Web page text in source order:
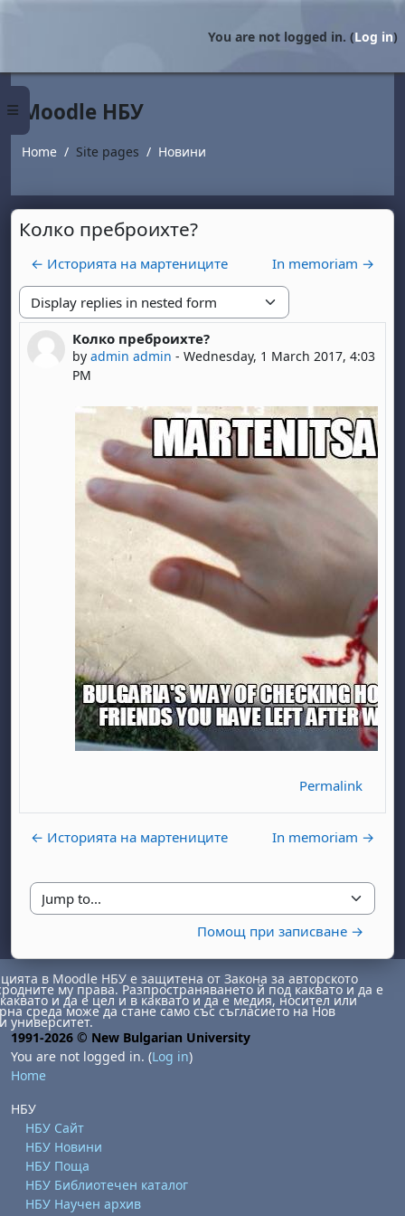
Side panel
You are not logged in. (Log in)
Moodle НБУ
Home Site pages Новини
Колко преброихте?
← Историята на мартениците In memoriam →
Display mode
Колко преброихте?
byadmin admin -Wednesday, 1 March 2017, 4:03
PM
Number of replies: 0
Permalink
← Историята на мартениците In memoriam →
Jump to...
Помощ при записване →
1 August
2 August
8 August
9 August
15 August
16 August
22 August
23 August
29 August
30 August
в Moodle НБУ е защитена от Закона за авторското
му права. Разпространяването й под каквато и да е
и да е цел и в каквато и да е медия, носител или
среда може да стане само със съгласието на Нов
университет.
1991-2026 © New Bulgarian University
You are not logged in. (Log in)
Home
НБУ
НБУ Сайт
НБУ Новини
НБУ Поща
НБУ Библиотечен каталог
НБУ Научен архив